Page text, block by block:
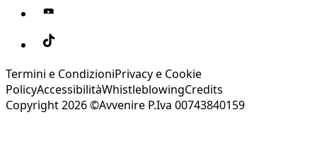
Termini e CondizioniPrivacy e Cookie
PolicyAccessibilitàWhistleblowingCredits
Copyright 2026 ©Avvenire P.Iva 00743840159